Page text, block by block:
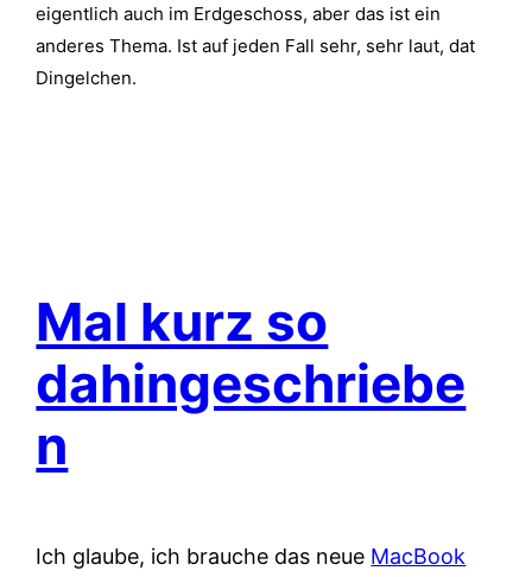
eigentlich auch im Erdgeschoss, aber das ist ein
anderes Thema. Ist auf jeden Fall sehr, sehr laut, dat
Dingelchen.
Mal kurz so
dahingeschriebe
n
Ich glaube, ich brauche das neue MacBook